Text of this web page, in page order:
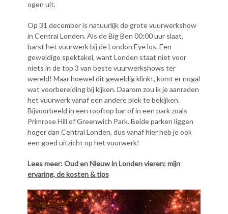
ogen uit.
Op 31 december is natuurlijk de grote vuurwerkshow
in Central Londen. Als de Big Ben 00:00 uur slaat,
barst het vuurwerk bij de London Eye los. Een
geweldige spektakel, want Londen staat niet voor
niets in de top 3 van beste vuurwerkshows ter
wereld! Maar hoewel dit geweldig klinkt, komt er nogal
wat voorbereiding bij kijken. Daarom zou ik je aanraden
het vuurwerk vanaf een andere plek te bekijken.
Bijvoorbeeld in een rooftop bar of in een park zoals
Primrose Hill of Greenwich Park. Beide parken liggen
hoger dan Central Londen, dus vanaf hier heb je ook
een goed uitzicht op het vuurwerk!
Lees meer:Oud en Nieuw in Londen vieren: mijn
ervaring, de kosten & tips